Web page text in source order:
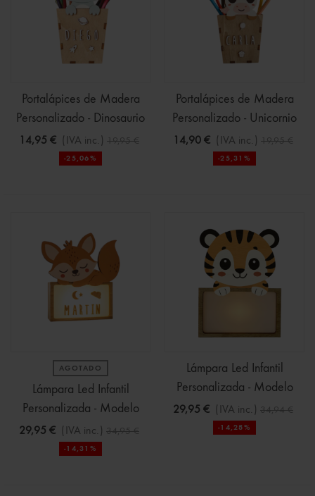
Portalápices de Madera
Personalizado - Dinosaurio
14,95 € (IVA inc.) 19,95 €
-25,06%
Portalápices de Madera
Personalizado - Unicornio
14,90 € (IVA inc.) 19,95 €
-25,31%
AGOTADO
Lámpara Led Infantil
Personalizada - Modelo
Zorro
29,95 € (IVA inc.) 34,95 €
-14,31%
Lámpara Led Infantil
Personalizada - Modelo
Tigre
29,95 € (IVA inc.) 34,94 €
-14,28%